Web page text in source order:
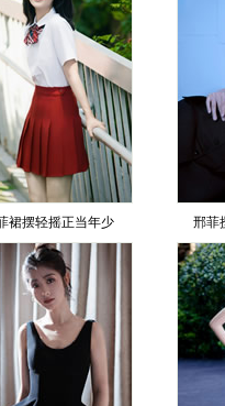
裙摆轻摇正当年少 邢菲